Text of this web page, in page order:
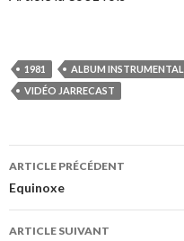
1981 ALBUM INSTRUMENTAL
VIDÉO JARRECAST
Navigation
des
articles
ARTICLE PRÉCÉDENT
Equinoxe
ARTICLE SUIVANT